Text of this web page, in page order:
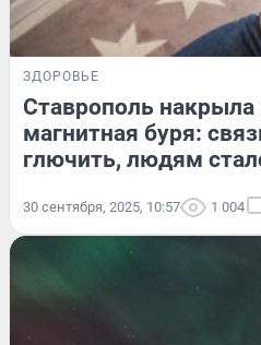
ЗДОРОВЬЕ
Ставрополь
магнитная буря:
глючить, людям
30 сентября, 2025, 10:57 1 004